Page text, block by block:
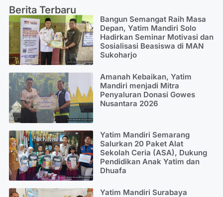
Berita Terbaru
Bangun Semangat Raih Masa
Depan, Yatim Mandiri Solo
Hadirkan Seminar Motivasi dan
Sosialisasi Beasiswa di MAN
Sukoharjo
Amanah Kebaikan, Yatim
Mandiri menjadi Mitra
Penyaluran Donasi Gowes
Nusantara 2026
Yatim Mandiri Semarang
Salurkan 20 Paket Alat
Sekolah Ceria (ASA), Dukung
Pendidikan Anak Yatim dan
Dhuafa
Yatim Mandiri Surabaya